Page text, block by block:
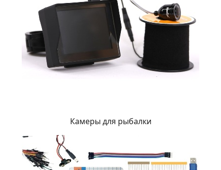
Камеры для рыбалки